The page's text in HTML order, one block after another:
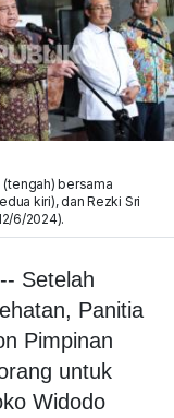
(tengah) bersama
kiri), dan Rezki Sri
6/2024).
Setelah
Panitia
Pimpinan
untuk
Widodo